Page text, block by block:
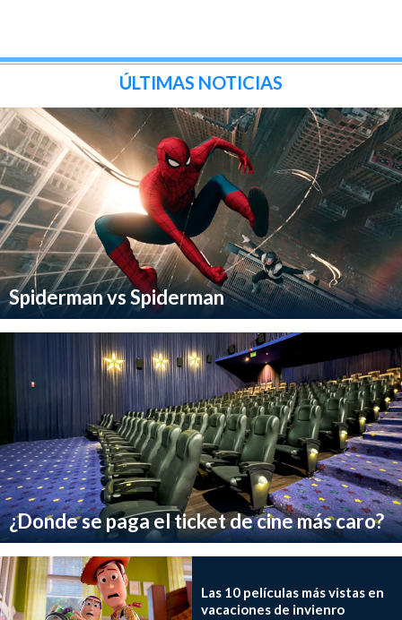
ÚLTIMAS NOTICIAS
Spiderman vs Spiderman
¿Donde se paga el ticket de cine más caro?
Las 10 películas más vistas en
vacaciones de invienro